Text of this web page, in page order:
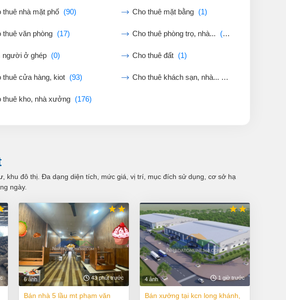
thuê nhà mặt phố (90) Cho thuê mặt bằng (1)
thuê văn phòng (17) Cho thuê phòng trọ, nhà... (31)
người ở ghép (0) Cho thuê đất (1)
thuê cửa hàng, kiot (93) Cho thuê khách sạn, nhà...
(0)
thuê kho, nhà xưởng (176)
khu đô thị. Đa dạng diện tích, mức giá, vị trí, mục đích sử dụng, cơ sở hạ
ngày.
6 ảnh 43 phút trước
bán nhà 5 lầu mt phạm văn
4 ảnh 1 giờ trước
bán xưởng tại kcn long khánh,